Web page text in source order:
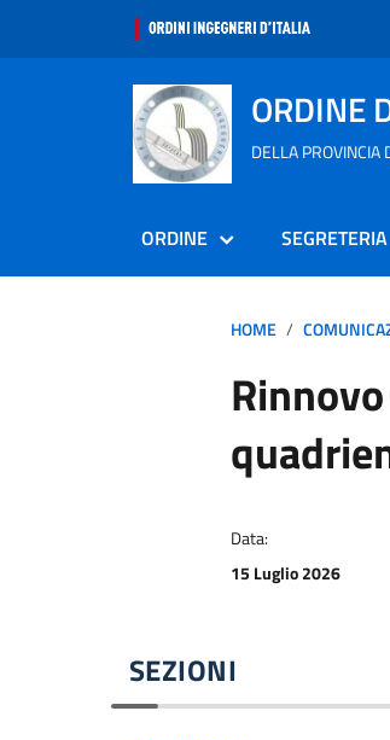
ORDINE
DELLA PROVINCIA
ORDINE SEGRETERIA
HOME
Data:
15 Luglio 2026
SEZIONI